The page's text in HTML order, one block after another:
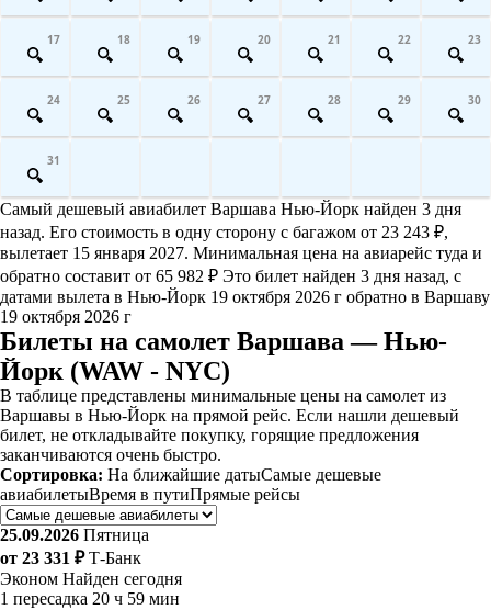
17 18 19 20 21 22 23
24 25 26 27 28 29 30
31
Самый дешевый авиабилет Варшава Нью-Йорк найден 3 дня
назад. Его стоимость в одну сторону с багажом от 23 243 ₽,
вылетает 15 января 2027. Минимальная цена на авиарейс туда и
обратно составит от 65 982 ₽ Это билет найден 3 дня назад, с
датами вылета в Нью-Йорк 19 октября 2026 г обратно в Варшаву
19 октября 2026 г
Билеты на самолет Варшава — Нью-
Йорк (WAW - NYC)
В таблице представлены минимальные цены на самолет из
Варшавы в Нью-Йорк на прямой рейс. Если нашли дешевый
билет, не откладывайте покупку, горящие предложения
заканчиваются очень быстро.
Сортировка: На ближайшие датыСамые дешевые
авиабилетыВремя в путиПрямые рейсы
25.09.2026 Пятница
от 23 331 ₽ Т-Банк
Эконом Найден сегодня
1 пересадка 20 ч 59 мин